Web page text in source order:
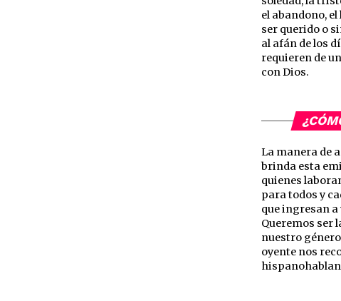
el abandono,
ser querido o
al afán de los
requieren de
con Dios.
La manera de
brinda esta
quienes
para todos y
que ingresan
Queremos ser
nuestro
oyente nos